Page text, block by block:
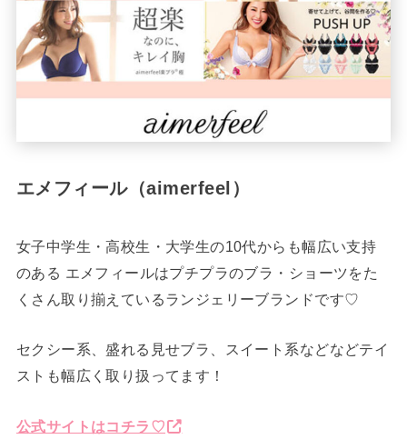
エメフィール（aimerfeel）
女子中学生・高校生・大学生の10代からも幅広い支持
のある エメフィールはプチプラのブラ・ショーツをた
くさん取り揃えているランジェリーブランドです♡
セクシー系、盛れる見せブラ、スイート系などなどテイ
ストも幅広く取り扱ってます！
公式サイトはコチラ♡